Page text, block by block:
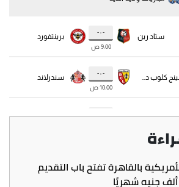
بالقاهرة تفتح باب التقديم